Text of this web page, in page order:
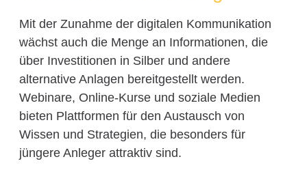
Mit der Zunahme der digitalen Kommunikation
wächst auch die Menge an Informationen, die
über Investitionen in Silber und andere
alternative Anlagen bereitgestellt werden.
Webinare, Online-Kurse und soziale Medien
bieten Plattformen für den Austausch von
Wissen und Strategien, die besonders für
jüngere Anleger attraktiv sind.